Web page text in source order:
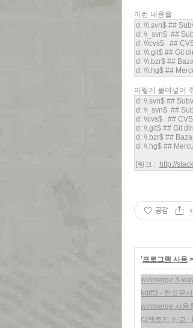
이런 내용을
d: \\\.svn$ ##
d: \\_svn$ ##
d: \\\cvs$ ##
d: \\\.git$ ## Git
d: \\\.bzr$ ##
d: \\\.hg$ ##
이렇게 붙여넣어
d: \\.svn$ ##
d: \\_svn$ ##
d: \\cvs$ ##
d: \\.git$ ## Git
d: \\.bzr$ ##
d: \\.hg$ ##
[링크 : http://
공감
'프로그램 사용 >
winmerge 3-
kdiff3 - 한글문
winmerge 사용
디렉토리 비교 -